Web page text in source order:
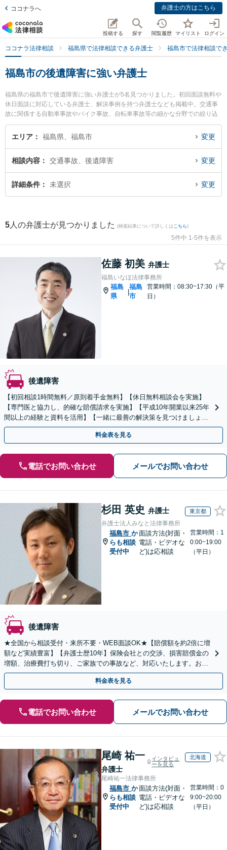
ココナラへ 弁護士の方はこちら
投稿する 探す 閲覧履歴 マイリスト ログイン
ココナラ法律相談 福島県で法律相談できる弁護士 福島市で法律相談で
福島市の後遺障害に強い弁護士
福島県の福島市で後遺障害に強い弁護士が5名見つかりました。初回面談無料や
休日面談に対応している弁護士、解決事例を持つ弁護士なども掲載中。交通事
故に関係する自動車事故やバイク事故、自転車事故等の細かな分野での絞り込
み検索もでき便利です。特に福島いなほ法律事務所の佐藤 初美弁護士や福光法
律事務所の佐藤 孝明弁護士、弁護士法人リーガルプロフェッション 福島支店の
相談したい』『後遺障害のトラブル解決の実績豊富な近くの弁護士を検索した
い』『初回相談無料で後遺障害を法律相談できる福島市内の弁護士に相談予約
したい』などでお困りの相談者さんにおすすめです。
エリア 福島県、福島市 変更
相談内容 交通事故、後遺障害 変更
詳細条件 未選択 変更
5 人の弁護士が見つかりました (検索結果について詳しくは こちら)
5件中 1-5件を表示
佐藤 初美 弁護士
福島いなほ法律事務所
福島
県
|
福島
市
営業時間：08:30~17:30（平
日）
後遺障害
【初回相談1時間無料／原則着手金無料】【休日無料相談会を実施】
【専門医と協力し、的確な賠償請求を実施】【平成10年開業以来25年
間以上の経験と資料を活用】【一緒に最善の解決策を見つけましょ
う。】
料金表を見る
電話でお問い合わせ メールでお問い合わせ
杉田 英史 弁護士 東京都
弁護士法人みなと法律事務所
福島市 か
らも相談
受付中
面談方法(対面・
電話・ビデオな
ど)は応相談
営業時間：1
0:00~19:00
（平日）
後遺障害
★全国から相談受付・来所不要・WEB面談OK★【賠償額を約2倍に増
額など実績豊富】【弁護士歴10年】保険会社との交渉、損害賠償金の
増額、治療費打ち切り、ご家族での事故など、対応いたします。お早
めにご相談ください【初回相談・着手金無料】
料金表を見る
電話でお問い合わせ メールでお問い合わせ
尾崎 祐一
弁護士
インタビュ
ーを見る
北海道
尾崎祐一法律事務所
福島市 か
らも相談
受付中
面談方法(対面・
電話・ビデオな
ど)は応相談
営業時間：0
9:00~20:00
（平日）